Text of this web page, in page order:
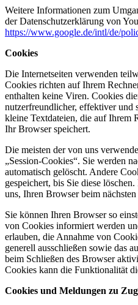
Weitere Informationen zum
der Datenschutzerklärung von
https://www.google.de/intl/de/
Cookies
Die Internetseiten verwenden
Cookies richten auf Ihrem
enthalten keine Viren. Cookies
nutzerfreundlicher, effektiver und
kleine Textdateien, die auf Ihrem
Ihr Browser speichert.
Die meisten der von uns
„Session-Cookies“. Sie werden
automatisch gelöscht. Andere
gespeichert, bis Sie diese
uns, Ihren Browser beim
Sie können Ihren Browser so
von Cookies informiert werden
erlauben, die Annahme von
generell ausschließen sowie das
beim Schließen des Browser
Cookies kann die Funktionalität
Cookies und Meldungen zu